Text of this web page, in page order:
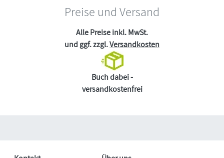
Preise und Versand
Alle Preise inkl. MwSt.
und ggf. zzgl.Versandkosten
Buch dabei -
versandkostenfrei